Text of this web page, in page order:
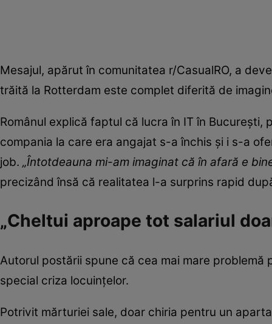
Mesajul, apărut în comunitatea r/CasualRO, a
trăită la Rotterdam este complet diferită de
Românul explică faptul că lucra în IT în
compania la care era angajat s-a închis și i s-a
job. „Întotdeauna mi-am imaginat că în afară e
precizând însă că realitatea l-a surprins rapid
„Cheltui aproape tot salariul
Autorul postării spune că cea mai mare
special criza locuințelor.
Potrivit mărturiei sale, doar chiria pentru un